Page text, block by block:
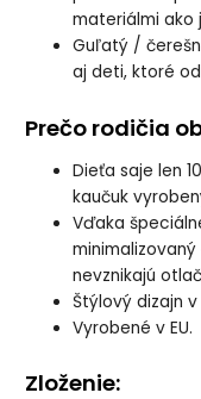
materiálmi ako
Guľatý /
aj deti, ktoré
Prečo rodičia
Dieťa saje len
kaučuk
Vďaka
nevznikajú
Štýlový dizajn
Vyrobené v EU.
Zloženie: